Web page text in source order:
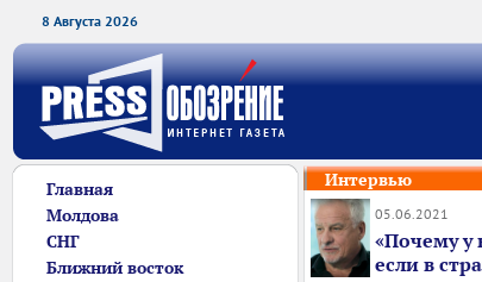
8 Августа 2026
Главная
Молдова
СНГ
Ближний восток
Интервью
05.06.2021
«Почему у
если в